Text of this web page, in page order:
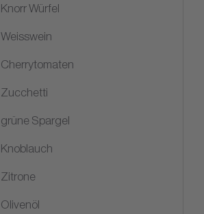
Knorr Würfel
Weisswein
Cherrytomaten
Zucchetti
grüne Spargel
Knoblauch
Zitrone
Olivenöl